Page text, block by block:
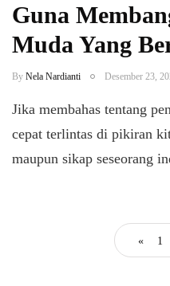
Guna
Muda Yang
By Nela Nardianti Desember 23,
Jika membahas tentang
cepat terlintas di pikiran
maupun sikap seseorang
« 1